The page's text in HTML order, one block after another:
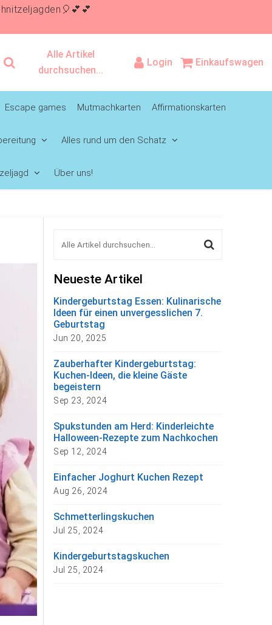
Alle Artikel
durchsuchen...
Login Einkaufswagen
Escape games Mutmachkarten Affirmationskarten
Alles rund um den Schatz
Über uns!
Neueste Artikel
Kindergeburtstag Essen: Kulinarische
Ideen für einen unvergesslichen 7.
Geburtstag
Jun 20, 2025
Zauberhafter Kindergeburtstag:
Kuchen-Ideen, die kleine Gäste
begeistern
Sep 23, 2024
Spukstunden am Herd: Kinderleichte
Halloween-Rezepte zum Nachkochen
Sep 12, 2024
Einfacher Joghurt Kuchen Rezept
Aug 26, 2024
Schmetterlingskuchen
Jul 25, 2024
Kindergeburtstagskuchen
Jul 25, 2024